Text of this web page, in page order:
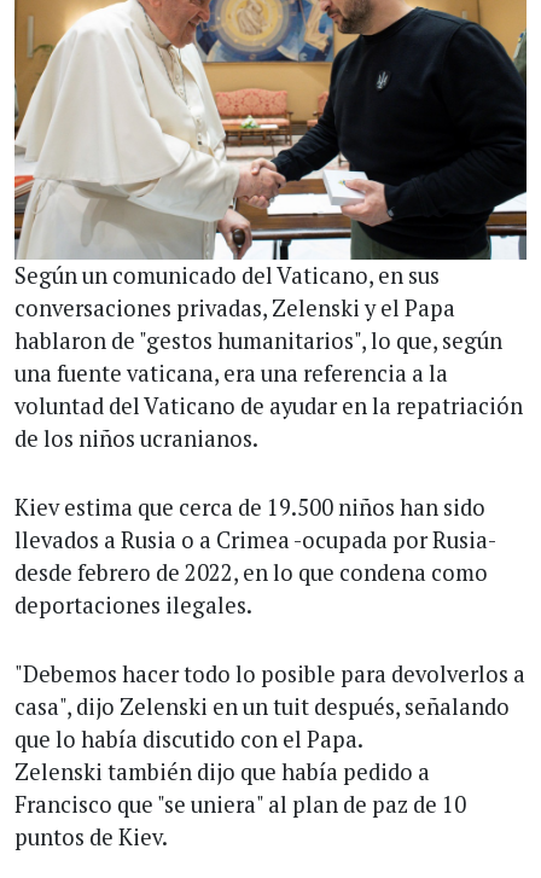
Según un comunicado del Vaticano, en sus
conversaciones privadas, Zelenski y el Papa
hablaron de "gestos humanitarios", lo que, según
una fuente vaticana, era una referencia a la
voluntad del Vaticano de ayudar en la repatriación
de los niños ucranianos.
Kiev estima que cerca de 19.500 niños han sido
llevados a Rusia o a Crimea -ocupada por Rusia-
desde febrero de 2022, en lo que condena como
deportaciones ilegales.
"Debemos hacer todo lo posible para devolverlos a
casa", dijo Zelenski en un tuit después, señalando
que lo había discutido con el Papa.
Zelenski también dijo que había pedido a
Francisco que "se uniera" al plan de paz de 10
puntos de Kiev.